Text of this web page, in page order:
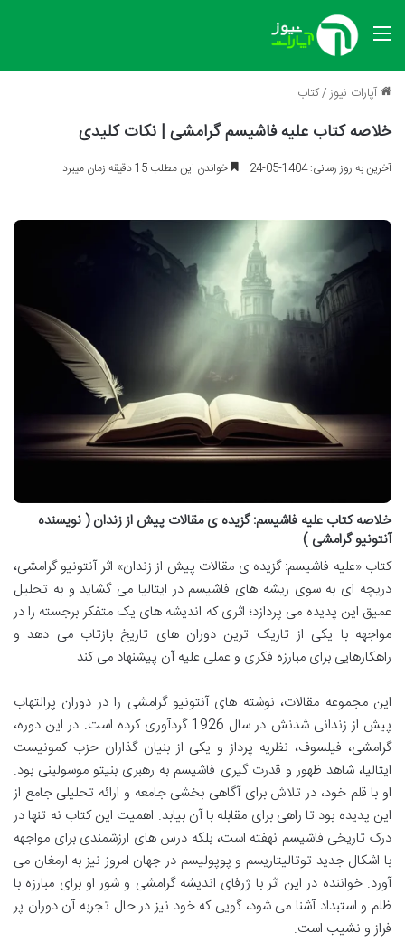
منو
آپارات نیوز/کتاب
خلاصه کتاب علیه فاشیسم گرامشی | نکات کلیدی
آخرین به روز رسانی: 1404-05-24 خواندن این مطلب 15 دقیقه زمان میبرد
خلاصه کتاب علیه فاشیسم: گزیده ی مقالات پیش از زندان ( نویسنده
آنتونیو گرامشی )
کتاب «علیه فاشیسم: گزیده ی مقالات پیش از زندان» اثر آنتونیو گرامشی،
دریچه ای به سوی ریشه های فاشیسم در ایتالیا می گشاید و به تحلیل
عمیق این پدیده می پردازد؛ اثری که اندیشه های یک متفکر برجسته را در
مواجهه با یکی از تاریک ترین دوران های تاریخ بازتاب می دهد و
راهکارهایی برای مبارزه فکری و عملی علیه آن پیشنهاد می کند.
این مجموعه مقالات، نوشته های آنتونیو گرامشی را در دوران پرالتهاب
پیش از زندانی شدنش در سال 1926 گردآوری کرده است. در این دوره،
گرامشی، فیلسوف، نظریه پرداز و یکی از بنیان گذاران حزب کمونیست
ایتالیا، شاهد ظهور و قدرت گیری فاشیسم به رهبری بنیتو موسولینی بود.
او با قلم خود، در تلاش برای آگاهی بخشی جامعه و ارائه تحلیلی جامع از
این پدیده بود تا راهی برای مقابله با آن بیابد. اهمیت این کتاب نه تنها در
درک تاریخی فاشیسم نهفته است، بلکه درس های ارزشمندی برای مواجهه
با اشکال جدید توتالیتاریسم و پوپولیسم در جهان امروز نیز به ارمغان می
آورد. خواننده در این اثر با ژرفای اندیشه گرامشی و شور او برای مبارزه با
ظلم و استبداد آشنا می شود، گویی که خود نیز در حال تجربه آن دوران پر
فراز و نشیب است.